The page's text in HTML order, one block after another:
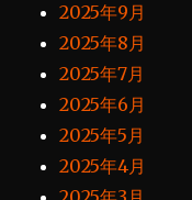
2025年9月
2025年8月
2025年7月
2025年6月
2025年5月
2025年4月